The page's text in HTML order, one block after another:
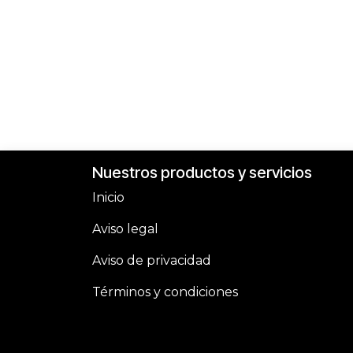
Nuestros productos y servicios
Inicio
Aviso legal
Aviso de privacidad
Términos y condiciones